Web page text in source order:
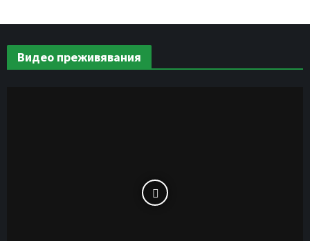
Видео преживявания